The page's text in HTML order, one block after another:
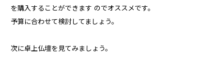
を購入することができます のでオススメです。
予算に合わせて検討してましょう。
次に卓上仏壇を見てみましょう。